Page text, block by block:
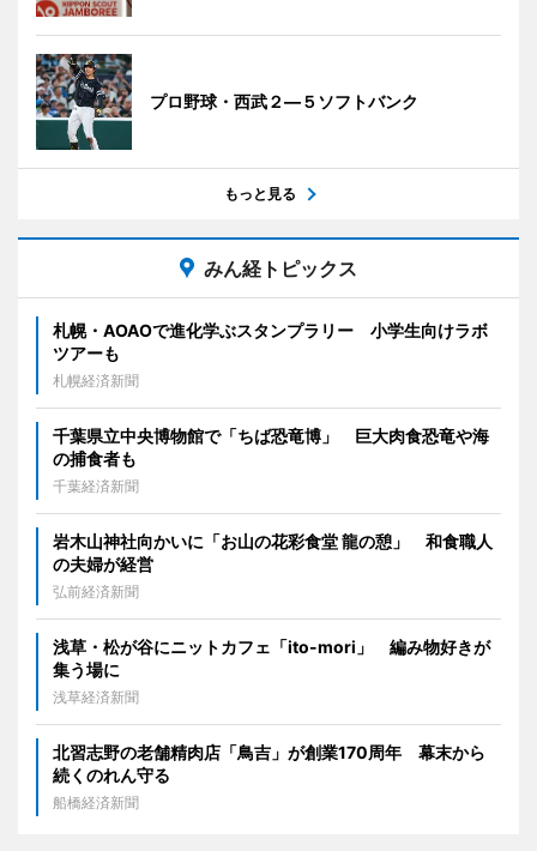
プロ野球・西武２―５ソフトバンク
もっと見る
みん経トピックス
札幌・AOAOで進化学ぶスタンプラリー 小学生向けラボ
ツアーも
札幌経済新聞
千葉県立中央博物館で「ちば恐竜博」 巨大肉食恐竜や海
の捕食者も
千葉経済新聞
岩木山神社向かいに「お山の花彩食堂 龍の憩」 和食職人
の夫婦が経営
弘前経済新聞
浅草・松が谷にニットカフェ「ito-mori」 編み物好きが
集う場に
浅草経済新聞
北習志野の老舗精肉店「鳥吉」が創業170周年 幕末から
続くのれん守る
船橋経済新聞